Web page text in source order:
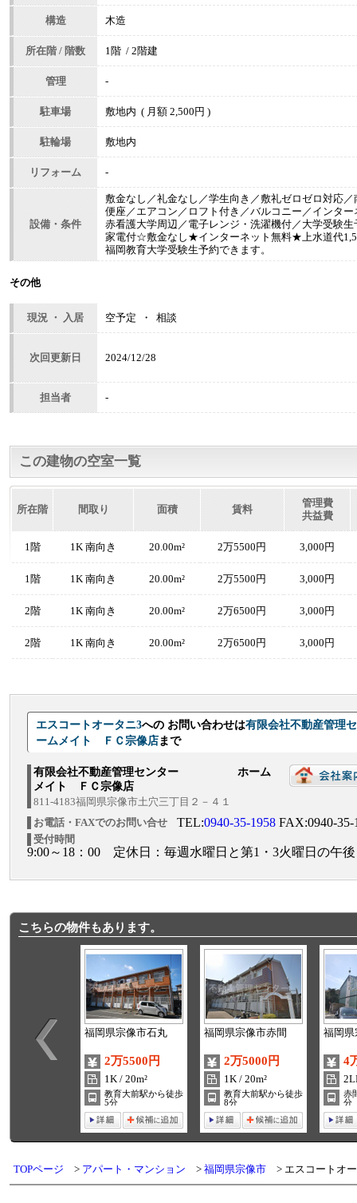
構造 木造
所在階 / 階数 1階 / 2階建
管理 -
駐車場 敷地内 ( 月額 2,500円 )
駐輪場 敷地内
リフォーム -
設備・条件
敷金なし／礼金なし／学生向き／敷礼ゼロゼロ対応
便座／エアコン／ロフト付き／バルコニー／インタ
赤看護大学周辺／電子レンジ・洗濯機付／大学受験
家電付☆敷金なし★インターネット無料★上水道代
福岡教育大学受験生予約できます。
その他
現況 ・ 入居 空予定 ・ 相談
次回更新日 2024/12/28
担当者 -
この建物の空室一覧
所在階 間取り 面積 賃料
管理費
共益費
1階 1K 南向き 20.00m² 2万5500円 3,000円
1階 1K 南向き 20.00m² 2万5500円 3,000円
2階 1K 南向き 20.00m² 2万6500円 3,000円
2階 1K 南向き 20.00m² 2万6500円 3,000円
エスコートオータニ3への お問い合わせは有限会社不動産
ームメイト ＦＣ宗像店まで
有限会社不動産管理センター ホーム
メイト ＦＣ宗像店
811-4183福岡県宗像市土穴三丁目２－４１
お電話・FAXでのお問い合せ
TEL:0940-35-1958 FAX:0940-35-
受付時間
9:00～18：00 定休日：毎週水曜日と第1・3火曜日の午後
こちらの物件もあります。
福岡県宗像市石丸
2万5500円
1K / 20m²
教育大前駅から徒歩
5分
福岡県宗像市赤間
2万5000円
1K / 20m²
教育大前駅から徒歩
8分
福岡県
4
赤
分
TOPページ アパート・マンション 福岡県宗像市 エスコートオ